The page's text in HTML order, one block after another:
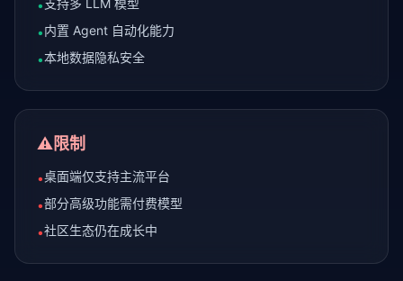
•支持多 LLM 模型
•内置 Agent 自动化能力
•本地数据隐私安全
⚠️限制
•桌面端仅支持主流平台
•部分高级功能需付费模型
•社区生态仍在成长中